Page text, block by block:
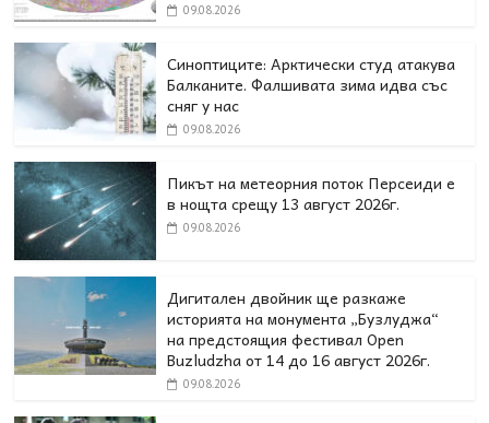
09.08.2026
Синоптиците: Арктически студ атакува
Балканите. Фалшивата зима идва със
сняг у нас
09.08.2026
Пикът на метеорния поток Персеиди е
в нощта срещу 13 август 2026г.
09.08.2026
Дигитален двойник ще разкаже
историята на монумента „Бузлуджа“
на предстоящия фестивал Open
Buzludzha от 14 до 16 август 2026г.
09.08.2026